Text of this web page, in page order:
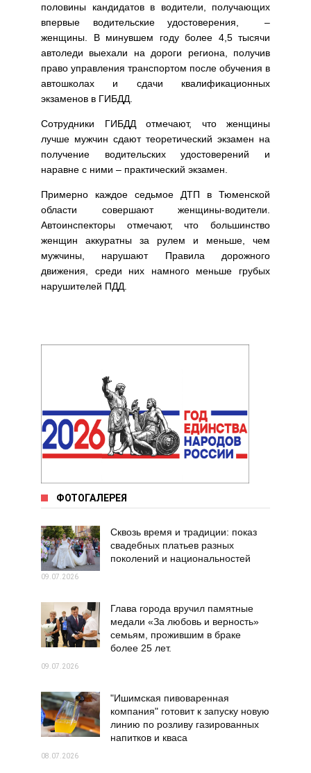
половины кандидатов в водители, получающих
впервые водительские удостоверения, –
женщины. В минувшем году более 4,5 тысячи
автоледи выехали на дороги региона, получив
право управления транспортом после обучения в
автошколах и сдачи квалификационных
экзаменов в ГИБДД.
Сотрудники ГИБДД отмечают, что женщины
лучше мужчин сдают теоретический экзамен на
получение водительских удостоверений и
наравне с ними – практический экзамен.
Примерно каждое седьмое ДТП в Тюменской
области совершают женщины-водители.
Автоинспекторы отмечают, что большинство
женщин аккуратны за рулем и меньше, чем
мужчины, нарушают Правила дорожного
движения, среди них намного меньше грубых
нарушителей ПДД.
ФОТОГАЛЕРЕЯ
Сквозь время и традиции: показ
свадебных платьев разных
поколений и национальностей
09.07.2026
Глава города вручил памятные
медали «За любовь и верность»
семьям, прожившим в браке
более 25 лет.
09.07.2026
"Ишимская пивоваренная
компания" готовит к запуску новую
линию по розливу газированных
напитков и кваса
08.07.2026